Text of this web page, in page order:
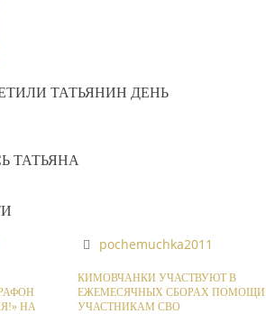
ТАТЬЯНИН ДЕНЬ
ТАТЬЯНА
НА
pochemuchka2011
КИМОВЧАНКИ УЧАСТВУЮТ В
ЕЖЕМЕСЯЧНЫХ СБОРАХ ПОМОЩИ
УЧАСТНИКАМ СВО